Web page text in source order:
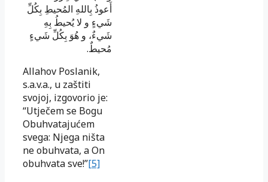
أَعوذُ بِاللهِ المُحيطِ بِكُلِّ
شَيءٍ و لا يُحيطُ بِهِ
شَيءٌ، و هُوَ بِكُلِّ شَيءٍ
مُحيطٌ.
Allahov Poslanik,
s.a.v.a., u zaštiti
svojoj, izgovorio je:
“Utječem se Bogu
Obuhvatajućem
svega: Njega ništa
ne obuhvata, a On
obuhvata sve!”[5]